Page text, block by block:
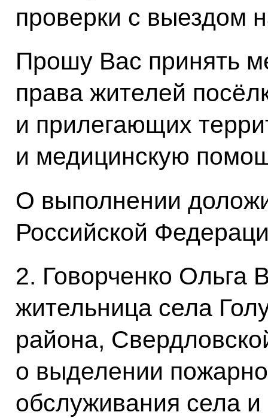
проверки с выездом
Прошу Вас принять
права жителей
и прилегающих
и медицинскую
О выполнении
Российской
2. Говорченко Ольга
жительница села
района,
о выделении
обслуживания села